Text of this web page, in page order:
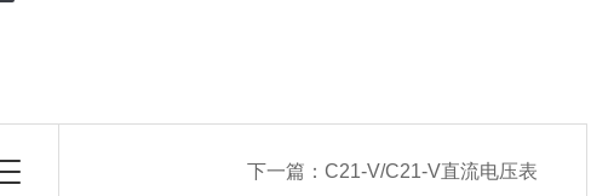
下一篇： C21-V/C21-V直流电压表